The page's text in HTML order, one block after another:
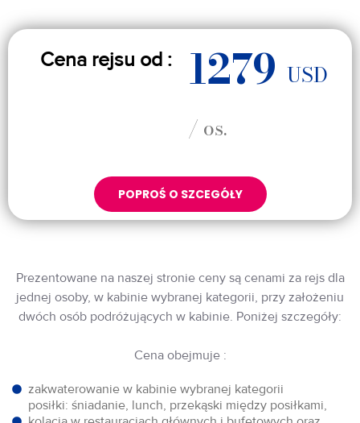
Cena rejsu od : 1279 USD
/ os.
POPROŚ O SZCEGÓŁY
Prezentowane na naszej stronie ceny są cenami za rejs dla
jednej osoby, w kabinie wybranej kategorii, przy założeniu
dwóch osób podróżujących w kabinie. Poniżej szczegóły:
Cena obejmuje :
zakwaterowanie w kabinie wybranej kategorii
posiłki: śniadanie, lunch, przekąski między posiłkami,